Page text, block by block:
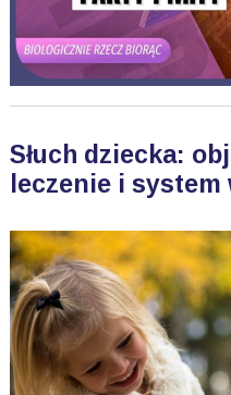
Słuch dziecka:
leczenie i